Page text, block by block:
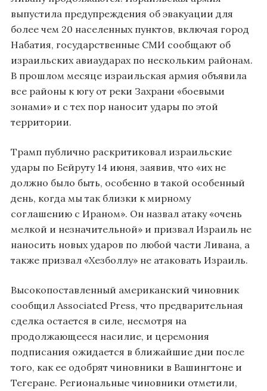
выпустила предупреждения об эвакуации для
более чем 20 населенных пунктов, включая город
Набатия, государственные СМИ сообщают об
израильских авиаударах по нескольким районам.
В прошлом месяце израильская армия объявила
все районы к югу от реки Захрани «боевыми
зонами» и с тех пор наносит удары по этой
территории.
Трамп публично раскритиковал израильские
удары по Бейруту 14 июня, заявив, что «их не
должно было быть, особенно в такой особенный
день, когда мы так близки к мирному
соглашению с Ираном». Он назвал атаку «очень
мелкой и незначительной» и призвал Израиль не
наносить новых ударов по любой части Ливана, а
также призвал «Хезболлу» не атаковать Израиль.
Высокопоставленный американский чиновник
сообщил Associated Press, что предварительная
сделка остается в силе, несмотря на
продолжающееся насилие, и церемония
подписания ожидается в ближайшие дни после
того, как ее одобрят чиновники в Вашингтоне и
Тегеране. Региональные чиновники отметили,